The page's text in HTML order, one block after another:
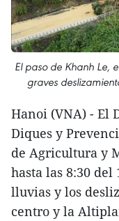
El paso de Khanh Le,
graves
Hanoi (VNA) - El
Diques y
de Agricultura y
hasta las 8:30
lluvias y los
centro y la